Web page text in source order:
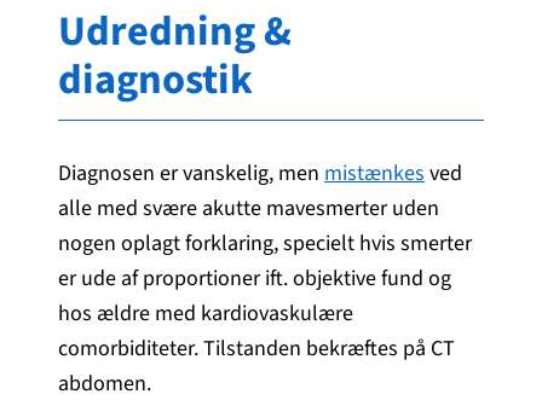
Udredning &
diagnostik
Diagnosen er vanskelig, men mistænkes ved
alle med svære akutte mavesmerter uden
nogen oplagt forklaring, specielt hvis smerter
er ude af proportioner ift. objektive fund og
hos ældre med kardiovaskulære
comorbiditeter. Tilstanden bekræftes på CT
abdomen.